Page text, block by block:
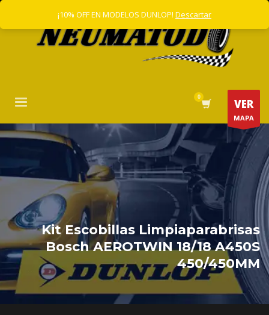
VER
MAPA
Kit Escobillas Limpiaparabrisas
Bosch AEROTWIN 18/18 A450S
450/450MM
¡10% OFF EN MODELOS DUNLOP! Descartar